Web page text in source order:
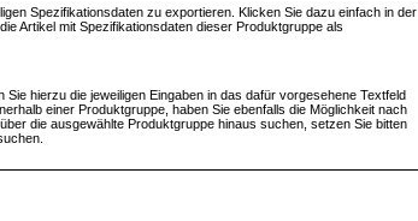
Spezifikationsdaten zu exportieren. Klicken Sie dazu einfach in der
Artikel mit Spezifikationsdaten dieser Produktgruppe als
hierzu die jeweiligen Eingaben in das dafür vorgesehene Textfeld
einer Produktgruppe, haben Sie ebenfalls die Möglichkeit nach
die ausgewählte Produktgruppe hinaus suchen, setzen Sie bitten